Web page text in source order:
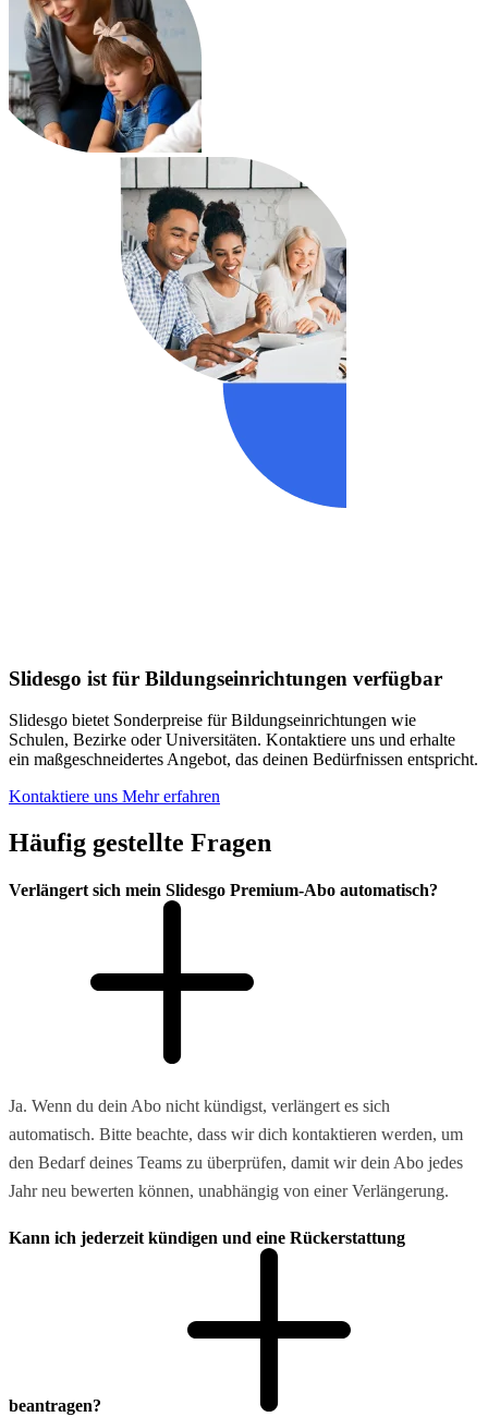
Slidesgo ist für Bildungseinrichtungen verfügbar
Slidesgo bietet Sonderpreise für Bildungseinrichtungen wie
Schulen, Bezirke oder Universitäten. Kontaktiere uns und erhalte
ein maßgeschneidertes Angebot, das deinen Bedürfnissen entspricht.
Kontaktiere uns Mehr erfahren
Häufig gestellte Fragen
Verlängert sich mein Slidesgo Premium-Abo automatisch?
Ja. Wenn du dein Abo nicht kündigst, verlängert es sich
automatisch. Bitte beachte, dass wir dich kontaktieren werden, um
den Bedarf deines Teams zu überprüfen, damit wir dein Abo jedes
Jahr neu bewerten können, unabhängig von einer Verlängerung.
Kann ich jederzeit kündigen und eine Rückerstattung
beantragen?